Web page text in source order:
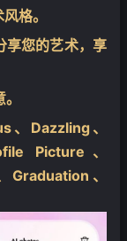
格。
享您的艺术，享
、Dazzling、
Picture、
、